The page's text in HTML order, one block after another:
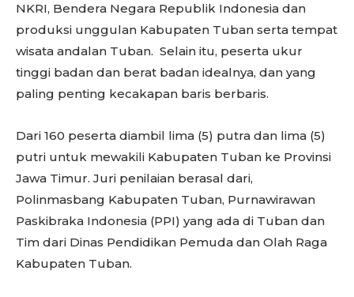
NKRI, Bendera Negara Republik Indonesia dan
produksi unggulan Kabupaten Tuban serta tempat
wisata andalan Tuban. Selain itu, peserta ukur
tinggi badan dan berat badan idealnya, dan yang
paling penting kecakapan baris berbaris.
Dari 160 peserta diambil lima (5) putra dan lima (5)
putri untuk mewakili Kabupaten Tuban ke Provinsi
Jawa Timur. Juri penilaian berasal dari,
Polinmasbang Kabupaten Tuban, Purnawirawan
Paskibraka Indonesia (PPI) yang ada di Tuban dan
Tim dari Dinas Pendidikan Pemuda dan Olah Raga
Kabupaten Tuban.